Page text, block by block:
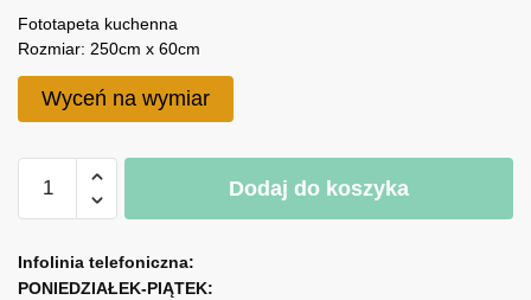
Fototapeta kuchenna
Rozmiar: 250cm x 60cm
Wyceń na wymiar
Kuchenna
z
marmurowym
Dodaj do koszyka
Infolinia telefoniczna:
PONIEDZIAŁEK-PIĄTEK: